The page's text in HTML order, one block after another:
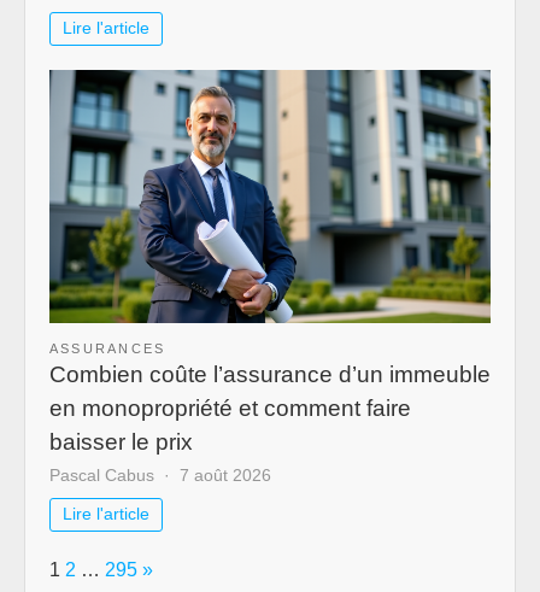
Lire l'article
ASSURANCES
Combien coûte l’assurance d’un immeuble
en monopropriété et comment faire
baisser le prix
Pascal Cabus 7 août 2026
Lire l'article
Page:
1 2 … 295 Next
»